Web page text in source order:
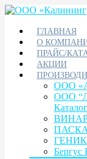
ГЛАВНАЯ
О
ПРАЙС/
АКЦИИ
ООО
ООО
Каталог